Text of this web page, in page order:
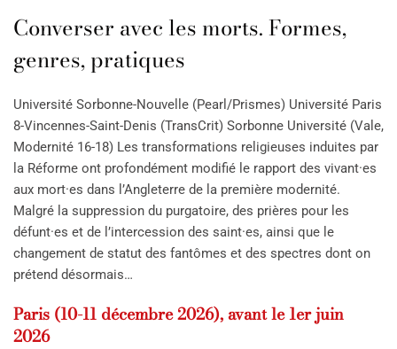
Converser avec les morts. Formes,
genres, pratiques
Université Sorbonne-Nouvelle (Pearl/Prismes) Université Paris
8-Vincennes-Saint-Denis (TransCrit) Sorbonne Université (Vale,
Modernité 16-18) Les transformations religieuses induites par
la Réforme ont profondément modifié le rapport des vivant·es
aux mort·es dans l’Angleterre de la première modernité.
Malgré la suppression du purgatoire, des prières pour les
défunt·es et de l’intercession des saint·es, ainsi que le
changement de statut des fantômes et des spectres dont on
prétend désormais…
Paris (10-11 décembre 2026), avant le 1er juin
2026